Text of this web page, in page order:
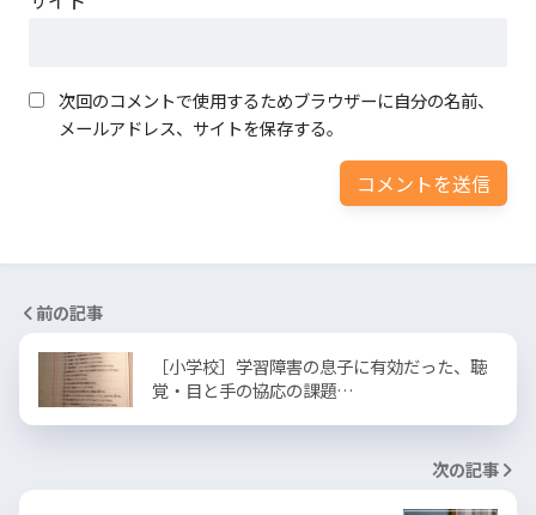
次回のコメントで使用するためブラウザーに自分の名前、
メールアドレス、サイトを保存する。
前の記事
［小学校］学習障害の息子に有効だった、聴
覚・目と手の協応の課題…
次の記事